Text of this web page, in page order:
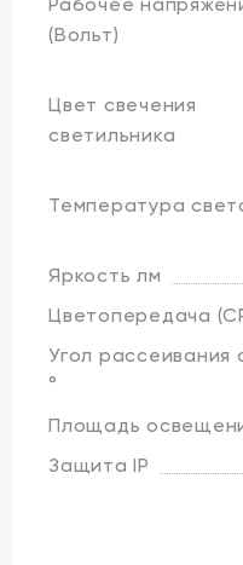
(Вольт)
Цвет свечения
светильника
Температура
Яркость лм
Цветопередача
Угол рассеивания
°
Площадь
Защита IP